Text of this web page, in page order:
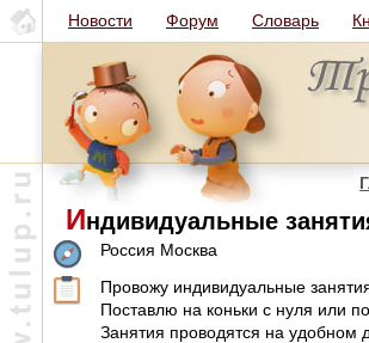
Новости Форум Словарь
Индивидуальные
Россия Москва
Провожу индивидуальные
Поставлю на коньки с нуля или
Занятия проводятся на удобном